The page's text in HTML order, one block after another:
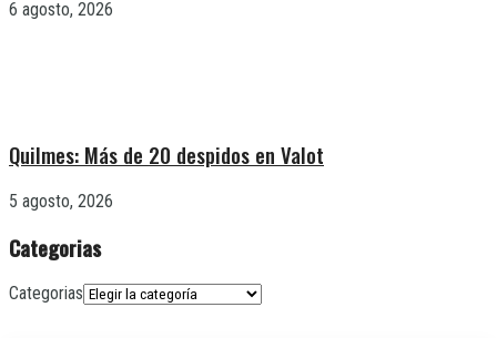
6 agosto, 2026
Quilmes: Más de 20 despidos en Valot
5 agosto, 2026
Categorias
Categorias